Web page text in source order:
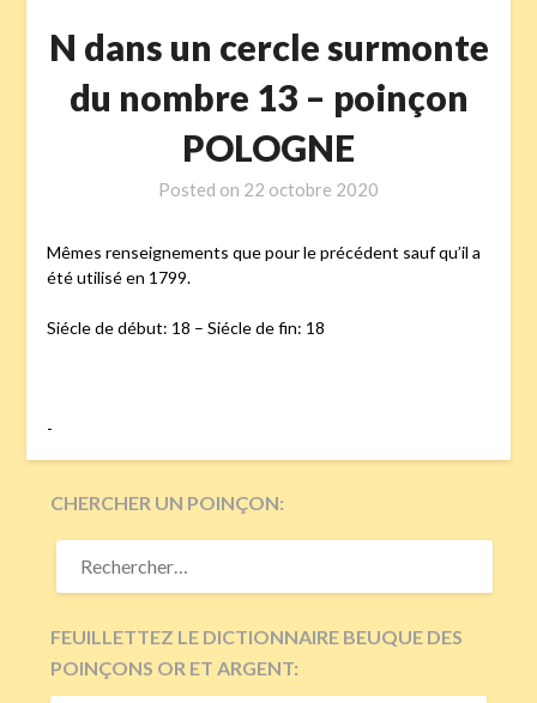
N dans un cercle surmonte
du nombre 13 – poinçon
POLOGNE
Posted on 22 octobre 2020
Mêmes renseignements que pour le précédent sauf qu’il a
été utilisé en 1799.
Siécle de début: 18 – Siécle de fin: 18
-
CHERCHER UN POINÇON:
RECHERCHER :
FEUILLETTEZ LE DICTIONNAIRE BEUQUE DES
POINÇONS OR ET ARGENT: